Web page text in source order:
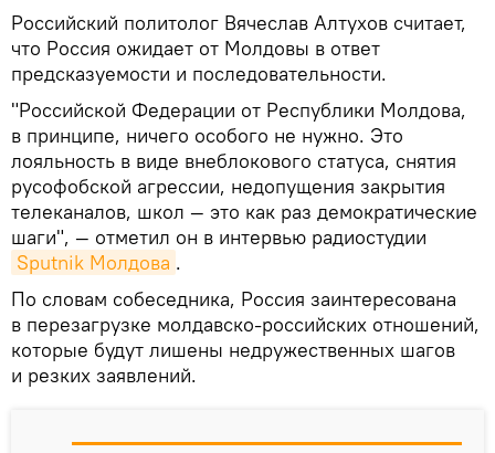
Российский политолог Вячеслав Алтухов считает,
что Россия ожидает от Молдовы в ответ
предсказуемости и последовательности.
"Российской Федерации от Республики Молдова,
в принципе, ничего особого не нужно. Это
лояльность в виде внеблокового статуса, снятия
русофобской агрессии, недопущения закрытия
телеканалов, школ — это как раз демократические
шаги", — отметил он в интервью радиостудии
Sputnik Молдова .
По словам собеседника, Россия заинтересована
в перезагрузке молдавско-российских отношений,
которые будут лишены недружественных шагов
и резких заявлений.